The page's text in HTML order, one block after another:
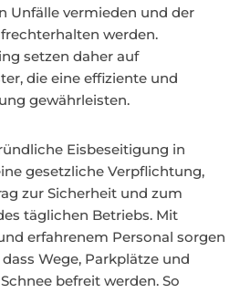
Unfälle vermieden und der
werden.
setzen daher auf
die eine effiziente und
gewährleisten.
Eisbeseitigung in
gesetzliche Verpflichtung,
zur Sicherheit und zum
täglichen Betriebs. Mit
erfahrenem Personal sorgen
Wege, Parkplätze und
befreit werden. So